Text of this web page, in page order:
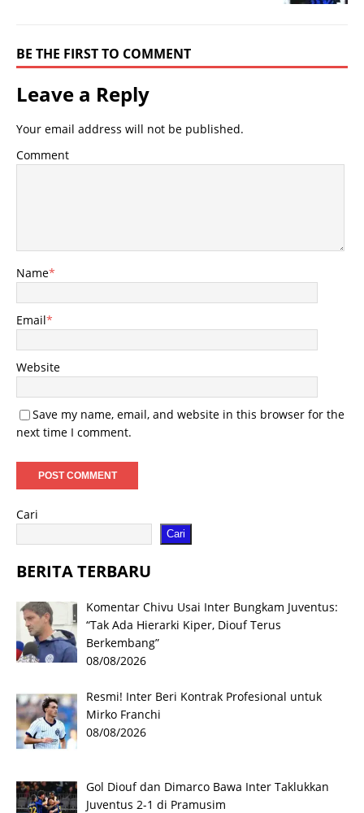
BE THE FIRST TO COMMENT
Leave a Reply
Your email address will not be published.
Comment
Name*
Email*
Website
Save my name, email, and website in this browser for the
next time I comment.
Cari
Cari
BERITA TERBARU
Komentar Chivu Usai Inter Bungkam Juventus:
“Tak Ada Hierarki Kiper, Diouf Terus
Berkembang”
08/08/2026
Resmi! Inter Beri Kontrak Profesional untuk
Mirko Franchi
08/08/2026
Gol Diouf dan Dimarco Bawa Inter Taklukkan
Juventus 2-1 di Pramusim